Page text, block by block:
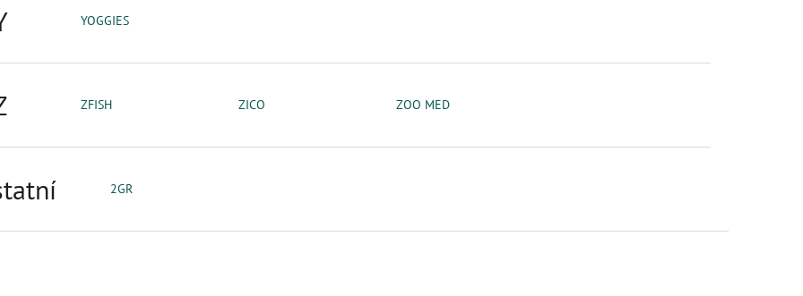
YOGGIES
ZFISH ZICO ZOO MED
2GR